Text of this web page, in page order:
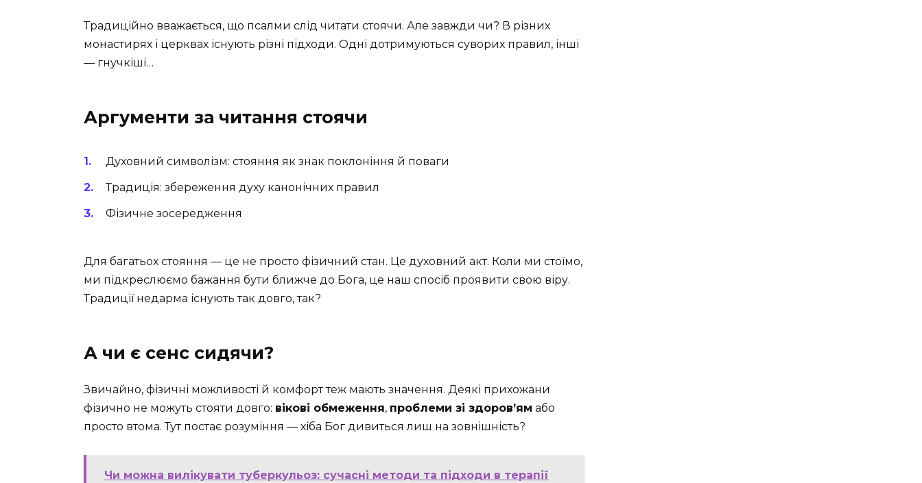
Традиційно вважається, що псалми слід читати стоячи. Але завжди чи? В різних
монастирях і церквах існують різні підходи. Одні дотримуються суворих правил, інші
— гнучкіші…
Аргументи за читання стоячи
Духовний символізм: стояння як знак поклоніння й поваги
Традиція: збереження духу канонічних правил
Фізичне зосередження
Для багатьох стояння — це не просто фізичний стан. Це духовний акт. Коли ми стоїмо,
ми підкреслюємо бажання бути ближче до Бога, це наш спосіб проявити свою віру.
Традиції недарма існують так довго, так?
А чи є сенс сидячи?
Звичайно, фізичні можливості й комфорт теж мають значення. Деякі прихожани
фізично не можуть стояти довго: вікові обмеження, проблеми зі здоров’ям або
просто втома. Тут постає розуміння — хіба Бог дивиться лиш на зовнішність?
Чи можна вилікувати туберкульоз: сучасні методи та підходи в терапії